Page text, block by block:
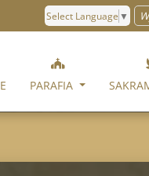
Select Language ▼
PARAFIA